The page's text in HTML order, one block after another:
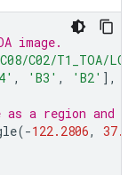
image.
C02/T1_TOA/
, 'B3' , 'B2' ],
as a region and
(-122.2806,